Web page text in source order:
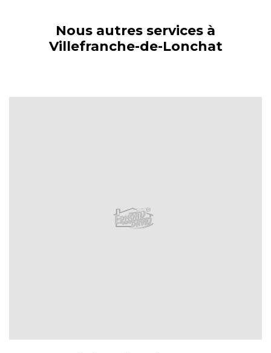
Nous autres services à
Villefranche-de-Lonchat